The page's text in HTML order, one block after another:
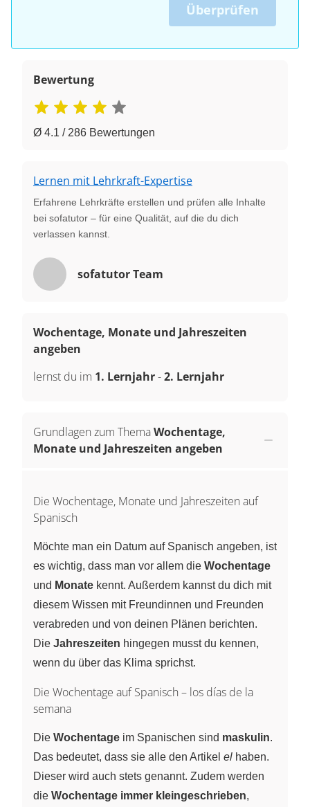
Überprüfen
Bewertung
Ø 4.1 / 286 Bewertungen
Lernen mit Lehrkraft-Expertise
Erfahrene Lehrkräfte erstellen und prüfen alle Inhalte
bei sofatutor – für eine Qualität, auf die du dich
verlassen kannst.
sofatutor Team
Wochentage, Monate und Jahreszeiten
angeben
lernst du im 1. Lernjahr-2. Lernjahr
Grundlagen zum ThemaWochentage,
Monate und Jahreszeiten angeben
Die Wochentage, Monate und Jahreszeiten auf
Spanisch
Möchte man ein Datum auf Spanisch angeben, ist
es wichtig, dass man vor allem die Wochentage
und Monate kennt. Außerdem kannst du dich mit
diesem Wissen mit Freundinnen und Freunden
verabreden und von deinen Plänen berichten.
Die Jahreszeiten hingegen musst du kennen,
wenn du über das Klima sprichst.
Die Wochentage auf Spanisch – los días de la
semana
Die Wochentage im Spanischen sind maskulin.
Das bedeutet, dass sie alle den Artikel el haben.
Dieser wird auch stets genannt. Zudem werden
die Wochentage immer kleingeschrieben,